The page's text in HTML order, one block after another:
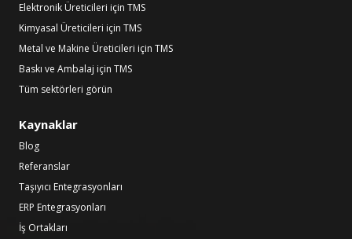
Elektronik Üreticileri için TMS
Kimyasal Üreticileri için TMS
Metal ve Makine Üreticileri için TMS
Baskı ve Ambalaj için TMS
Tüm sektörleri görün
Kaynaklar
Blog
Referanslar
Taşıyıcı Entegrasyonları
ERP Entegrasyonları
İş Ortakları